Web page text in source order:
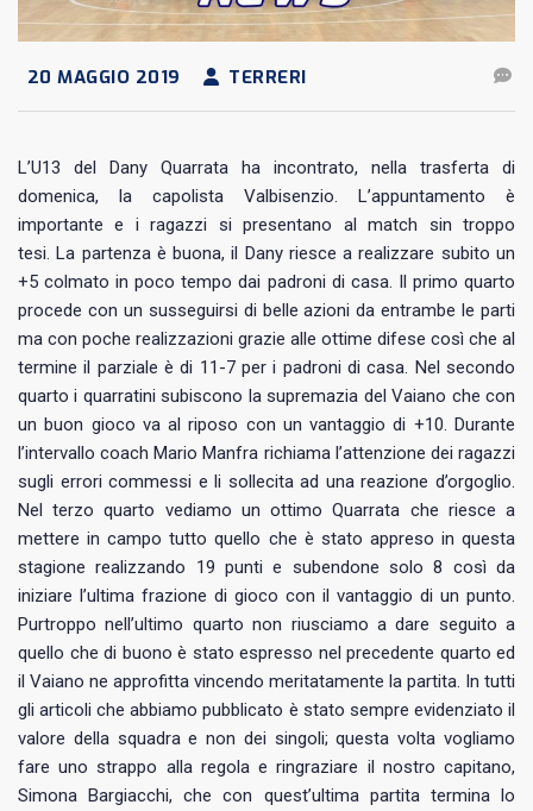
20 MAGGIO 2019 TERRERI
L’U13 del Dany Quarrata ha incontrato, nella trasferta di
domenica, la capolista Valbisenzio. L’appuntamento è
importante e i ragazzi si presentano al match sin troppo
tesi. La partenza è buona, il Dany riesce a realizzare subito un
+5 colmato in poco tempo dai padroni di casa. Il primo quarto
procede con un susseguirsi di belle azioni da entrambe le parti
ma con poche realizzazioni grazie alle ottime difese così che al
termine il parziale è di 11-7 per i padroni di casa. Nel secondo
quarto i quarratini subiscono la supremazia del Vaiano che con
un buon gioco va al riposo con un vantaggio di +10. Durante
l’intervallo coach Mario Manfra richiama l’attenzione dei ragazzi
sugli errori commessi e li sollecita ad una reazione d’orgoglio.
Nel terzo quarto vediamo un ottimo Quarrata che riesce a
mettere in campo tutto quello che è stato appreso in questa
stagione realizzando 19 punti e subendone solo 8 così da
iniziare l’ultima frazione di gioco con il vantaggio di un punto.
Purtroppo nell’ultimo quarto non riusciamo a dare seguito a
quello che di buono è stato espresso nel precedente quarto ed
il Vaiano ne approfitta vincendo meritatamente la partita. In tutti
gli articoli che abbiamo pubblicato è stato sempre evidenziato il
valore della squadra e non dei singoli; questa volta vogliamo
fare uno strappo alla regola e ringraziare il nostro capitano,
Simona Bargiacchi, che con quest’ultima partita termina lo